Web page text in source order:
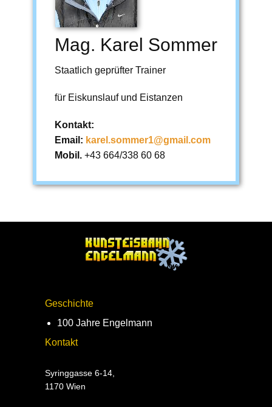
Mag. Karel Sommer
Staatlich geprüfter Trainer
für Eiskunslauf und Eistanzen
Kontakt:
Email: karel.sommer1@gmail.com
Mobil. +43 664/338 60 68
Geschichte
100 Jahre Engelmann
Kontakt
Syringgasse 6-14,
1170 Wien